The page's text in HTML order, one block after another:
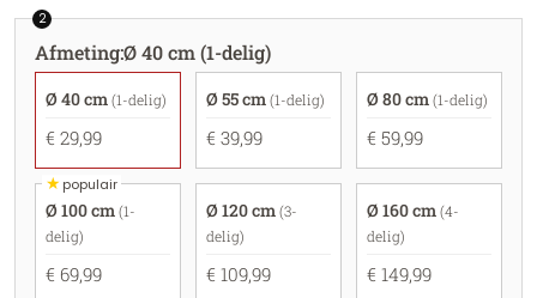
2
Afmeting:Ø 40 cm (1-delig)
Ø 40 cm (1-delig)
€ 29,99
Ø 55 cm (1-delig)
€ 39,99
Ø 80 cm (1-delig)
€ 59,99
★populair
Ø 100 cm (1-
delig)
€ 69,99
Ø 120 cm (3-
delig)
€ 109,99
Ø 160 cm (4-
delig)
€ 149,99